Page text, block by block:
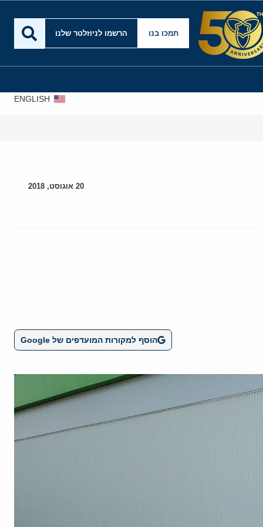
תמכו בנו הרשמו לניוזלטר שלנו
ENGLISH
20 אוגוסט, 2018
הוסף למקורות המועדפים של Google